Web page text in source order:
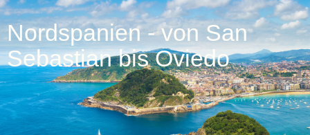
Nordspanien - von San
Sebastian bis Oviedo